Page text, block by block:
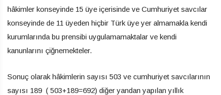
hâkimler konseyinde 15 üye içerisinde ve Cumhuriyet savcılar
konseyinde de 11 üyeden hiçbir Türk üye yer almamakla kendi
kurumlarında bu prensibi uygulamamaktalar ve kendi
kanunlarını çiğnemekteler.
Sonuç olarak hâkimlerin sayısı 503 ve cumhuriyet savcılarının
sayısı 189 ( 503+189=692) diğer yandan yapılan yıllık